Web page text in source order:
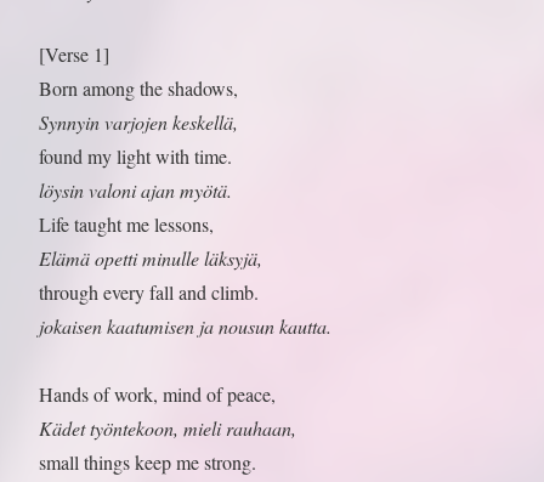
[Verse 1]
Born among the shadows,
Synnyin varjojen keskellä,
found my light with time.
löysin valoni ajan myötä.
Life taught me lessons,
Elämä opetti minulle läksyjä,
through every fall and climb.
jokaisen kaatumisen ja nousun kautta.
Hands of work, mind of peace,
Kädet työntekoon, mieli rauhaan,
small things keep me strong.